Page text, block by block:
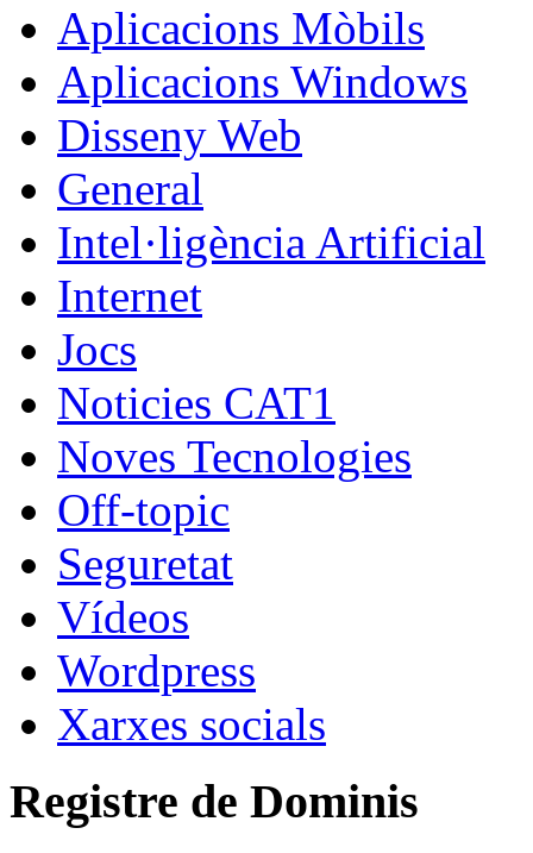
Aplicacions Mòbils
Aplicacions Windows
Disseny Web
General
Intel·ligència Artificial
Internet
Jocs
Noticies CAT1
Noves Tecnologies
Off-topic
Seguretat
Vídeos
Wordpress
Xarxes socials
Registre de Dominis